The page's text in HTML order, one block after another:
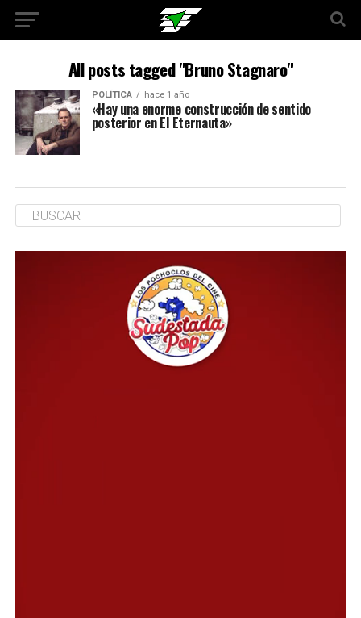
All posts tagged "Bruno Stagnaro"
POLÍTICA hace 1 año
«Hay una enorme construcción de sentido
posterior en El Eternauta»